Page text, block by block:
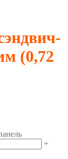
(0,72
+